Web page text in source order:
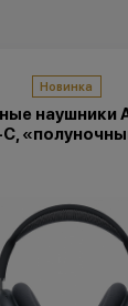
Новинка
наушники
C,